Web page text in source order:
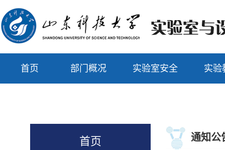
首页 部门概况 实验室安全 实验
首页 通知公